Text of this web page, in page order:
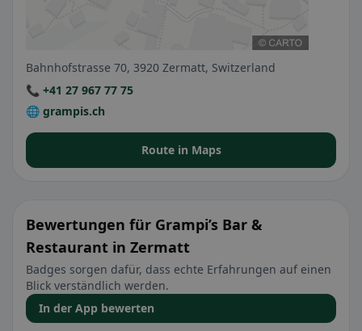
Bahnhofstrasse 70, 3920 Zermatt, Switzerland
📞 +41 27 967 77 75
🌐 grampis.ch
Route in Maps
Bewertungen für Grampi’s Bar &
Restaurant in Zermatt
Badges sorgen dafür, dass echte Erfahrungen auf einen
Blick verständlich werden.
In der App bewerten